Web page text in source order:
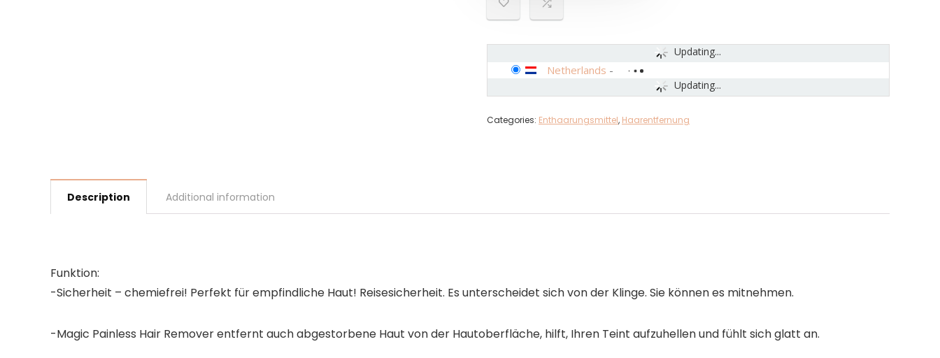
Updating...
Updating...
Netherlands -
Categories: Enthaarungsmittel, Haarentfernung
Description Additional information
Funktion:
-Sicherheit – chemiefrei! Perfekt für empfindliche Haut! Reisesicherheit. Es unterscheidet sich von der Klinge. Sie können es mitnehmen.
-Magic Painless Hair Remover entfernt auch abgestorbene Haut von der Hautoberfläche, hilft, Ihren Teint aufzuhellen und fühlt sich glatt an.